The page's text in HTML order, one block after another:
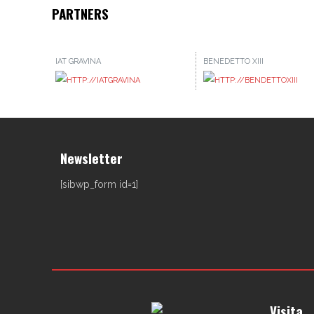
PARTNERS
IAT GRAVINA BENEDETTO XIII
Newsletter
[sibwp_form id=1]